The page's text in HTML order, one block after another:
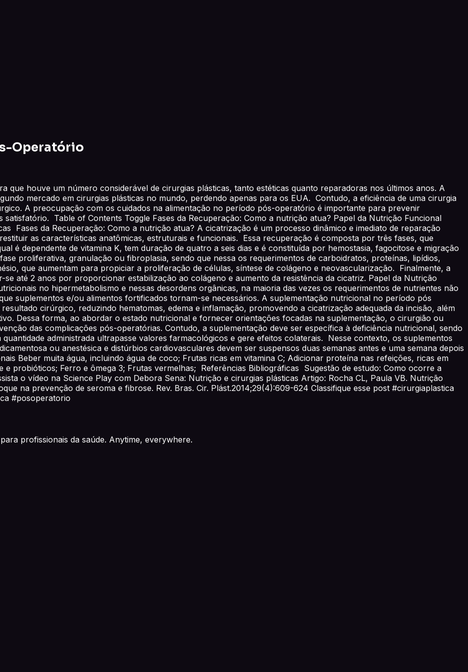
Operatório
que houve um número considerável de cirurgias plásticas, tanto estéticas quanto reparadoras nos últimos anos. A
mercado em cirurgias plásticas no mundo, perdendo apenas para os EUA. Contudo, a eficiência de uma cirurgia
A preocupação com os cuidados na alimentação no período pós-operatório é importante para prevenir
Table of Contents Toggle Fases da Recuperação: Como a nutrição atua? Papel da Nutrição Funcional
Fases da Recuperação: Como a nutrição atua? A cicatrização é um processo dinâmico e imediato de reparação
as características anatômicas, estruturais e funcionais. Essa recuperação é composta por três fases, que
é dependente de vitamina K, tem duração de quatro a seis dias e é constituída por hemostasia, fagocitose e migração
proliferativa, granulação ou fibroplasia, sendo que nessa os requerimentos de carboidratos, proteínas, lipídios,
que aumentam para propiciar a proliferação de células, síntese de colágeno e neovascularização. Finalmente, a
até 2 anos por proporcionar estabilização ao colágeno e aumento da resistência da cicatriz. Papel da Nutrição
no hipermetabolismo e nessas desordens orgânicas, na maioria das vezes os requerimentos de nutrientes não
suplementos e/ou alimentos fortificados tornam-se necessários. A suplementação nutricional no período pós
cirúrgico, reduzindo hematomas, edema e inflamação, promovendo a cicatrização adequada da incisão, além
Dessa forma, ao abordar o estado nutricional e fornecer orientações focadas na suplementação, o cirurgião ou
das complicações pós-operatórias. Contudo, a suplementação deve ser específica à deficiência nutricional, sendo
administrada ultrapasse valores farmacológicos e gere efeitos colaterais. Nesse contexto, os suplementos
ou anestésica e distúrbios cardiovasculares devem ser suspensos duas semanas antes e uma semana depois
Beber muita água, incluindo água de coco; Frutas ricas em vitamina C; Adicionar proteína nas refeições, ricas em
e probióticos; Ferro e ômega 3; Frutas vermelhas; Referências Bibliográficas Sugestão de estudo: Como ocorre a
o vídeo na Science Play com Debora Sena: Nutrição e cirurgias plásticas Artigo: Rocha CL, Paula VB. Nutrição
na prevenção de seroma e fibrose. Rev. Bras. Cir. Plást.2014;29(4):609-624 Classifique esse post #cirurgiaplastica
#posoperatorio
profissionais da saúde. Anytime, everywhere.